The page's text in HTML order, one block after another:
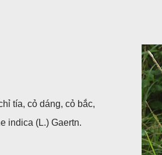
tía, cỏ dáng, cỏ bắc,
indica (L.) Gaertn.